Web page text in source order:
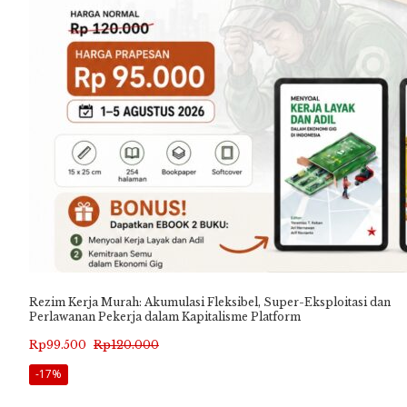
Rezim Kerja Murah: Akumulasi Fleksibel, Super-Eksploitasi dan
Perlawanan Pekerja dalam Kapitalisme Platform
Rp120.000
Harga
aslinya
Rp99.500
Harga
saat
-17%